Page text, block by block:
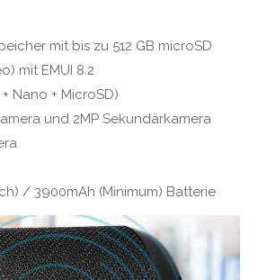
mit bis zu 512 GB microSD
mit EMUI 8.2
Nano + MicroSD)
und 2MP Sekundärkamera
/ 3900mAh (Minimum) Batterie